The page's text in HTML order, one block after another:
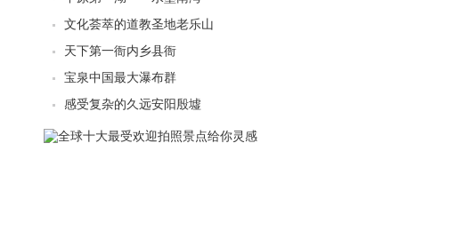
文化荟萃的道教圣地老乐山
天下第一衙内乡县衙
宝泉中国最大瀑布群
感受复杂的久远安阳殷墟